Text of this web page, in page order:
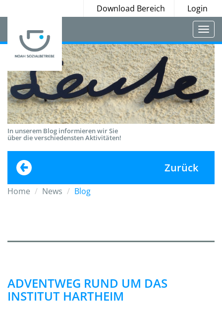
Download Bereich Login
In unserem Blog informieren wir Sie
über die verschiedensten Aktivitäten!
Zurück
Home News Blog
ADVENTWEG RUND UM DAS
INSTITUT HARTHEIM